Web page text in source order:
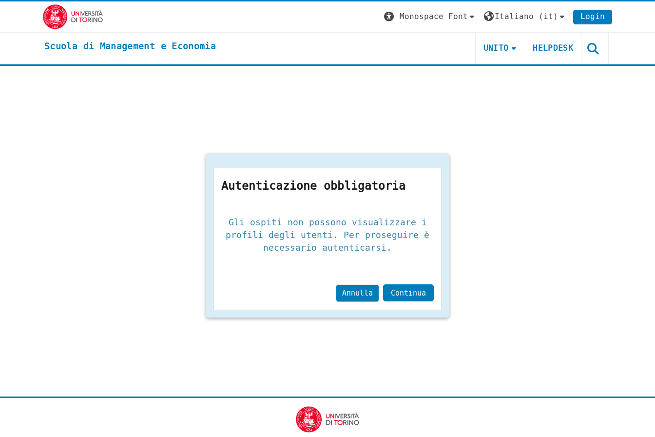
Vai al contenuto principale
Monospace Font
Italiano ‎(it)‎ Login
Scuola di Management e Economia UNITO HELPDESK
Autenticazione obbligatoria
Gli ospiti non possono visualizzare i
profili degli utenti. Per proseguire è
necessario autenticarsi.
Annulla Continua